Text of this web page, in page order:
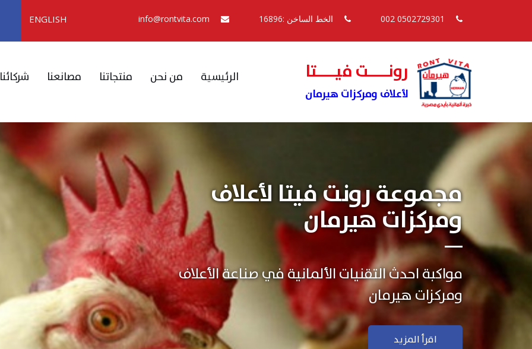
الخط الساخن :16896 ENGLISH
رونــــت فيــــتا
لأعلاف ومركزات هيرمان
الرئيسية من نحن منتجاتنا مصانعنا شركائنا
مجموعة رونت فيتا لأعلاف
ومركزات هيرمان
نستخدم التكنولوجيا الألمانية المتقدمة فى صناعة
منتجاتنا بجودة ودقة عالية
اقرأ المزيد